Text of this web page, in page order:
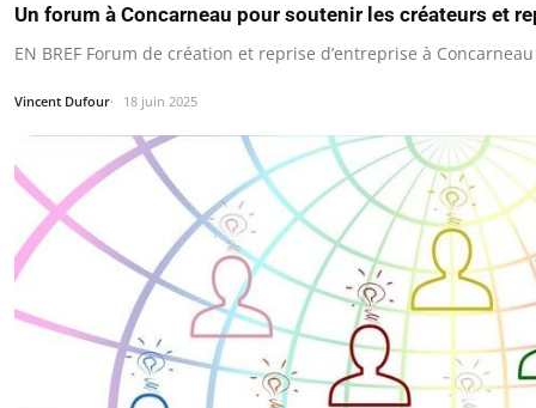
Un forum à Concarneau pour soutenir les créateurs et
EN BREF Forum de création et reprise d’entreprise à
Vincent Dufour 18 juin 2025